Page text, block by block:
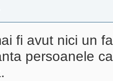
fi avut nici un
persoanele